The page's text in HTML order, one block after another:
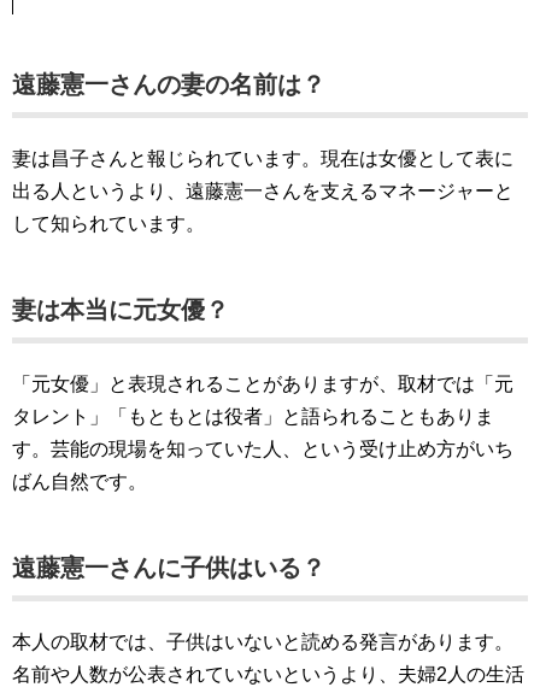
遠藤憲一さんの妻の名前は？
妻は昌子さんと報じられています。現在は女優として表に
出る人というより、遠藤憲一さんを支えるマネージャーと
して知られています。
妻は本当に元女優？
「元女優」と表現されることがありますが、取材では「元
タレント」「もともとは役者」と語られることもありま
す。芸能の現場を知っていた人、という受け止め方がいち
ばん自然です。
遠藤憲一さんに子供はいる？
本人の取材では、子供はいないと読める発言があります。
名前や人数が公表されていないというより、夫婦2人の生活